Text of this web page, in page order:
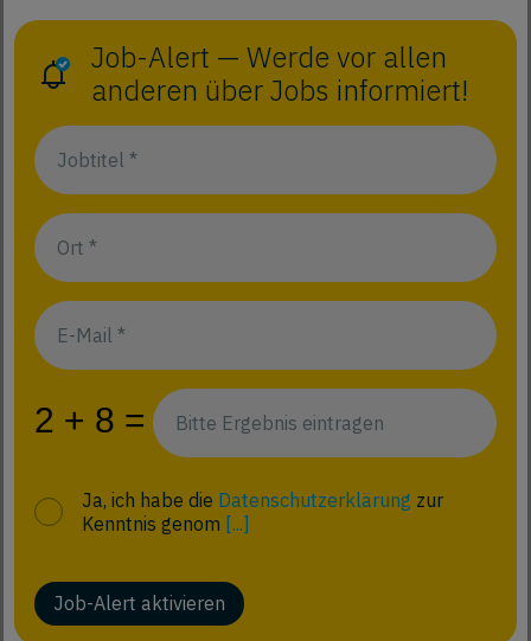
Job-Alert — Werde vor allen
anderen über Jobs informiert!
Ja, ich habe die Datenschutzerklärung zur
Kenntnis genom [...]
Job-Alert aktivieren